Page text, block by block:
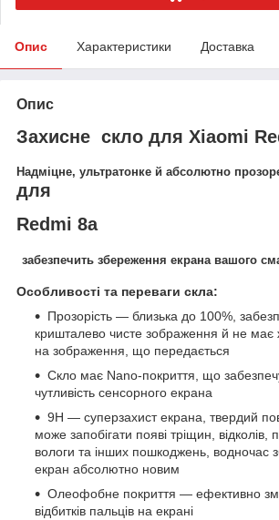
Опис Характеристики Доставка
Опис
Захисне скло для Xiaomi
Надміцне, ультратонке й абсолютно
для
Redmi 8a
забезпечить збереження екрана вашого
Особливості та переваги скла:
Прозорість — близька до 100%,
кришталево чисте зображення й не має
на зображення, що передається
Скло має Nano-покриття, що
чутливість сенсорного екрана
9H — суперзахист екрана, твердий
може запобігати появі тріщин,
вологи та інших пошкоджень, водночас
екран абсолютно новим
Олеофобне покриття — ефективно
відбитків пальців на екрані